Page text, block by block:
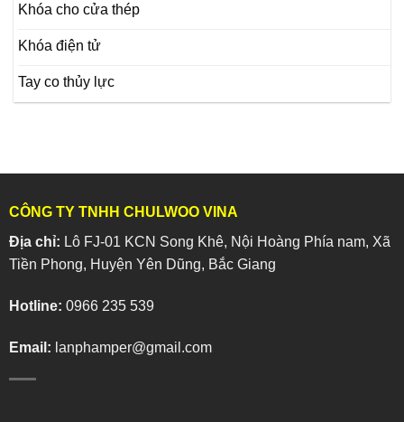
Khóa cho cửa thép
Khóa điện tử
Tay co thủy lực
CÔNG TY TNHH CHULWOO VINA
Địa chỉ: Lô FJ-01 KCN Song Khê, Nội Hoàng Phía nam, Xã
Tiền Phong, Huyện Yên Dũng, Bắc Giang
Hotline: 0966 235 539
Email: lanphamper@gmail.com